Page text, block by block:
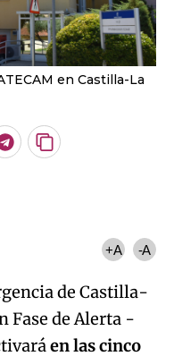
en Castilla-La
Telegram
Copiar
+A -A
de Castilla-
Fase de Alerta -
en las cinco